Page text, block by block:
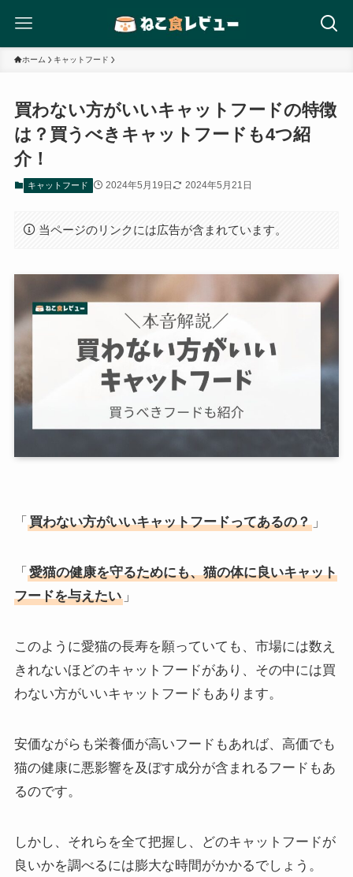
ホーム キャットフード
買わない方がいいキャットフードの特徴
は？買うべきキャットフードも4つ紹
介！
キャットフード 2024年5月19日 2024年5月21日
当ページのリンクには広告が含まれています。
「 買わない方がいいキャットフードってあるの？」
「 愛猫の健康を守るためにも、猫の体に良いキャット
フードを与えたい」
このように愛猫の長寿を願っていても、市場には数え
きれないほどのキャットフードがあり、その中には買
わない方がいいキャットフードもあります。
安価ながらも栄養価が高いフードもあれば、高価でも
猫の健康に悪影響を及ぼす成分が含まれるフードもあ
るのです。
しかし、それらを全て把握し、どのキャットフードが
良いかを調べるには膨大な時間がかかるでしょう。